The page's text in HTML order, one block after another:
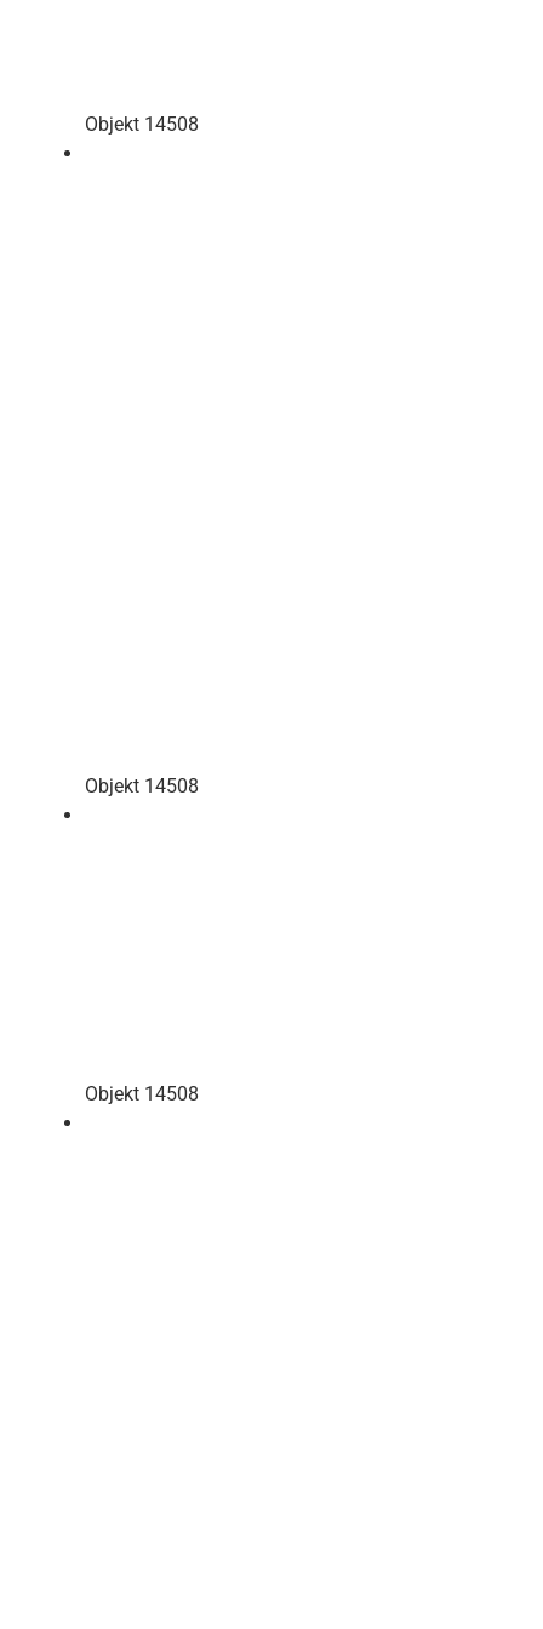
Objekt 14508
Objekt 14508
Objekt 14508